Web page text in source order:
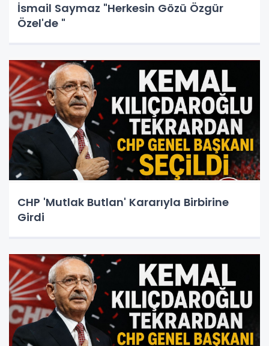
İsmail Saymaz "Herkesin Gözü Özgür
Özel'de "
CHP 'Mutlak Butlan' Kararıyla Birbirine
Girdi